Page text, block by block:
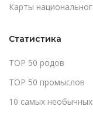
Карты
Статистика
TOP 50 родов
TOP 50 промыслов
10 самых